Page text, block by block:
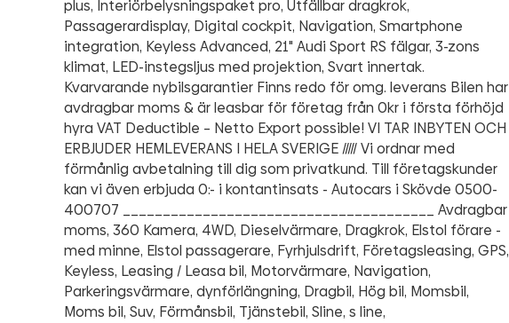
plus, Interiörbelysningspaket pro, Utfällbar dragkrok,
Passagerardisplay, Digital cockpit, Navigation, Smartphone
integration, Keyless Advanced, 21" Audi Sport RS fälgar, 3-zons
klimat, LED-instegsljus med projektion, Svart innertak.
Kvarvarande nybilsgarantier Finns redo för omg. leverans Bilen har
avdragbar moms & är leasbar för företag från 0kr i första förhöjd
hyra VAT Deductible – Netto Export possible! VI TAR INBYTEN OCH
ERBJUDER HEMLEVERANS I HELA SVERIGE ///// Vi ordnar med
förmånlig avbetalning till dig som privatkund. Till företagskunder
kan vi även erbjuda 0:- i kontantinsats - Autocars i Skövde 0500-
400707 _______________________________________ Avdragbar
moms, 360 Kamera, 4WD, Dieselvärmare, Dragkrok, Elstol förare -
med minne, Elstol passagerare, Fyrhjulsdrift, Företagsleasing, GPS,
Keyless, Leasing / Leasa bil, Motorvärmare, Navigation,
Parkeringsvärmare, dynförlängning, Dragbil, Hög bil, Momsbil,
Moms bil, Suv, Förmånsbil, Tjänstebil, Sline, s line,